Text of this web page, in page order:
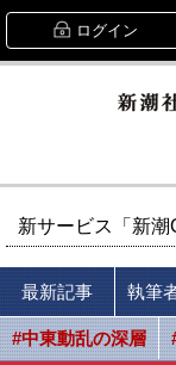
ログイン
新サービス「新
最新記事 執筆
#中東動乱の深層